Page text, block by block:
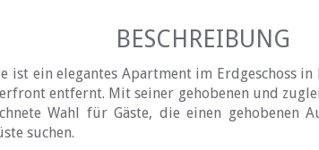
BESCHREIBUNG
ist ein elegantes Apartment im Erdgeschoss
entfernt. Mit seiner gehobenen und
Wahl für Gäste, die einen gehobenen
suchen.